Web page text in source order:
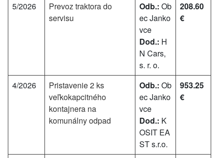
5/2026
Prevoz traktora do
servisu
Odb.: Ob
ec Janko
vce
Dod.: H
N Cars,
s. r. o.
208.60
€
4/2026
Pristavenie 2 ks
veľkokapcitného
kontajnera na
komunálny odpad
Odb.: Ob
ec Janko
vce
Dod.: K
OSIT EA
ST s.r.o.
953.25
€